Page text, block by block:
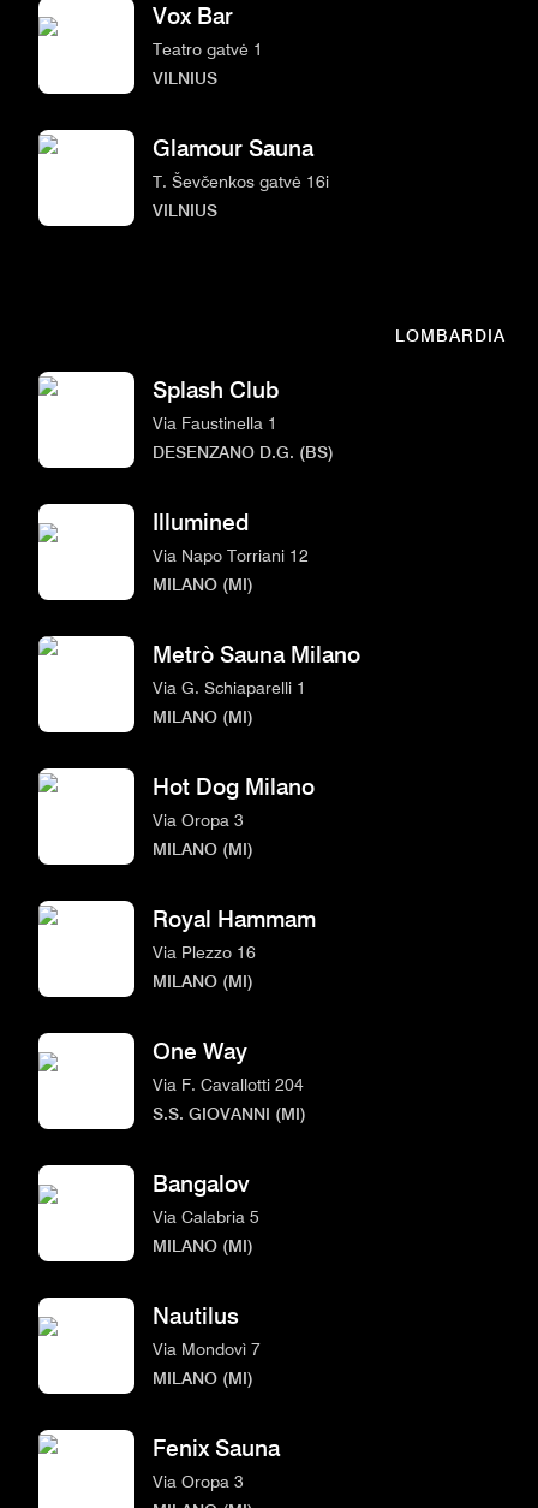
Vox Bar
Teatro gatvė 1
VILNIUS
Glamour Sauna
T. Ševčenkos gatvė 16i
VILNIUS
LOMBARDIA
Splash Club
Via Faustinella 1
DESENZANO D.G. (BS)
Illumined
Via Napo Torriani 12
MILANO (MI)
Metrò Sauna Milano
Via G. Schiaparelli 1
MILANO (MI)
Hot Dog Milano
Via Oropa 3
MILANO (MI)
Royal Hammam
Via Plezzo 16
MILANO (MI)
One Way
Via F. Cavallotti 204
S.S. GIOVANNI (MI)
Bangalov
Via Calabria 5
MILANO (MI)
Nautilus
Via Mondovì 7
MILANO (MI)
Fenix Sauna
Via Oropa 3